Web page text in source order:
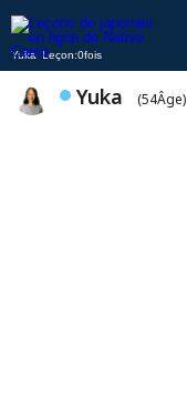
Yuka Leçon:0fois
Yuka (54Âge)